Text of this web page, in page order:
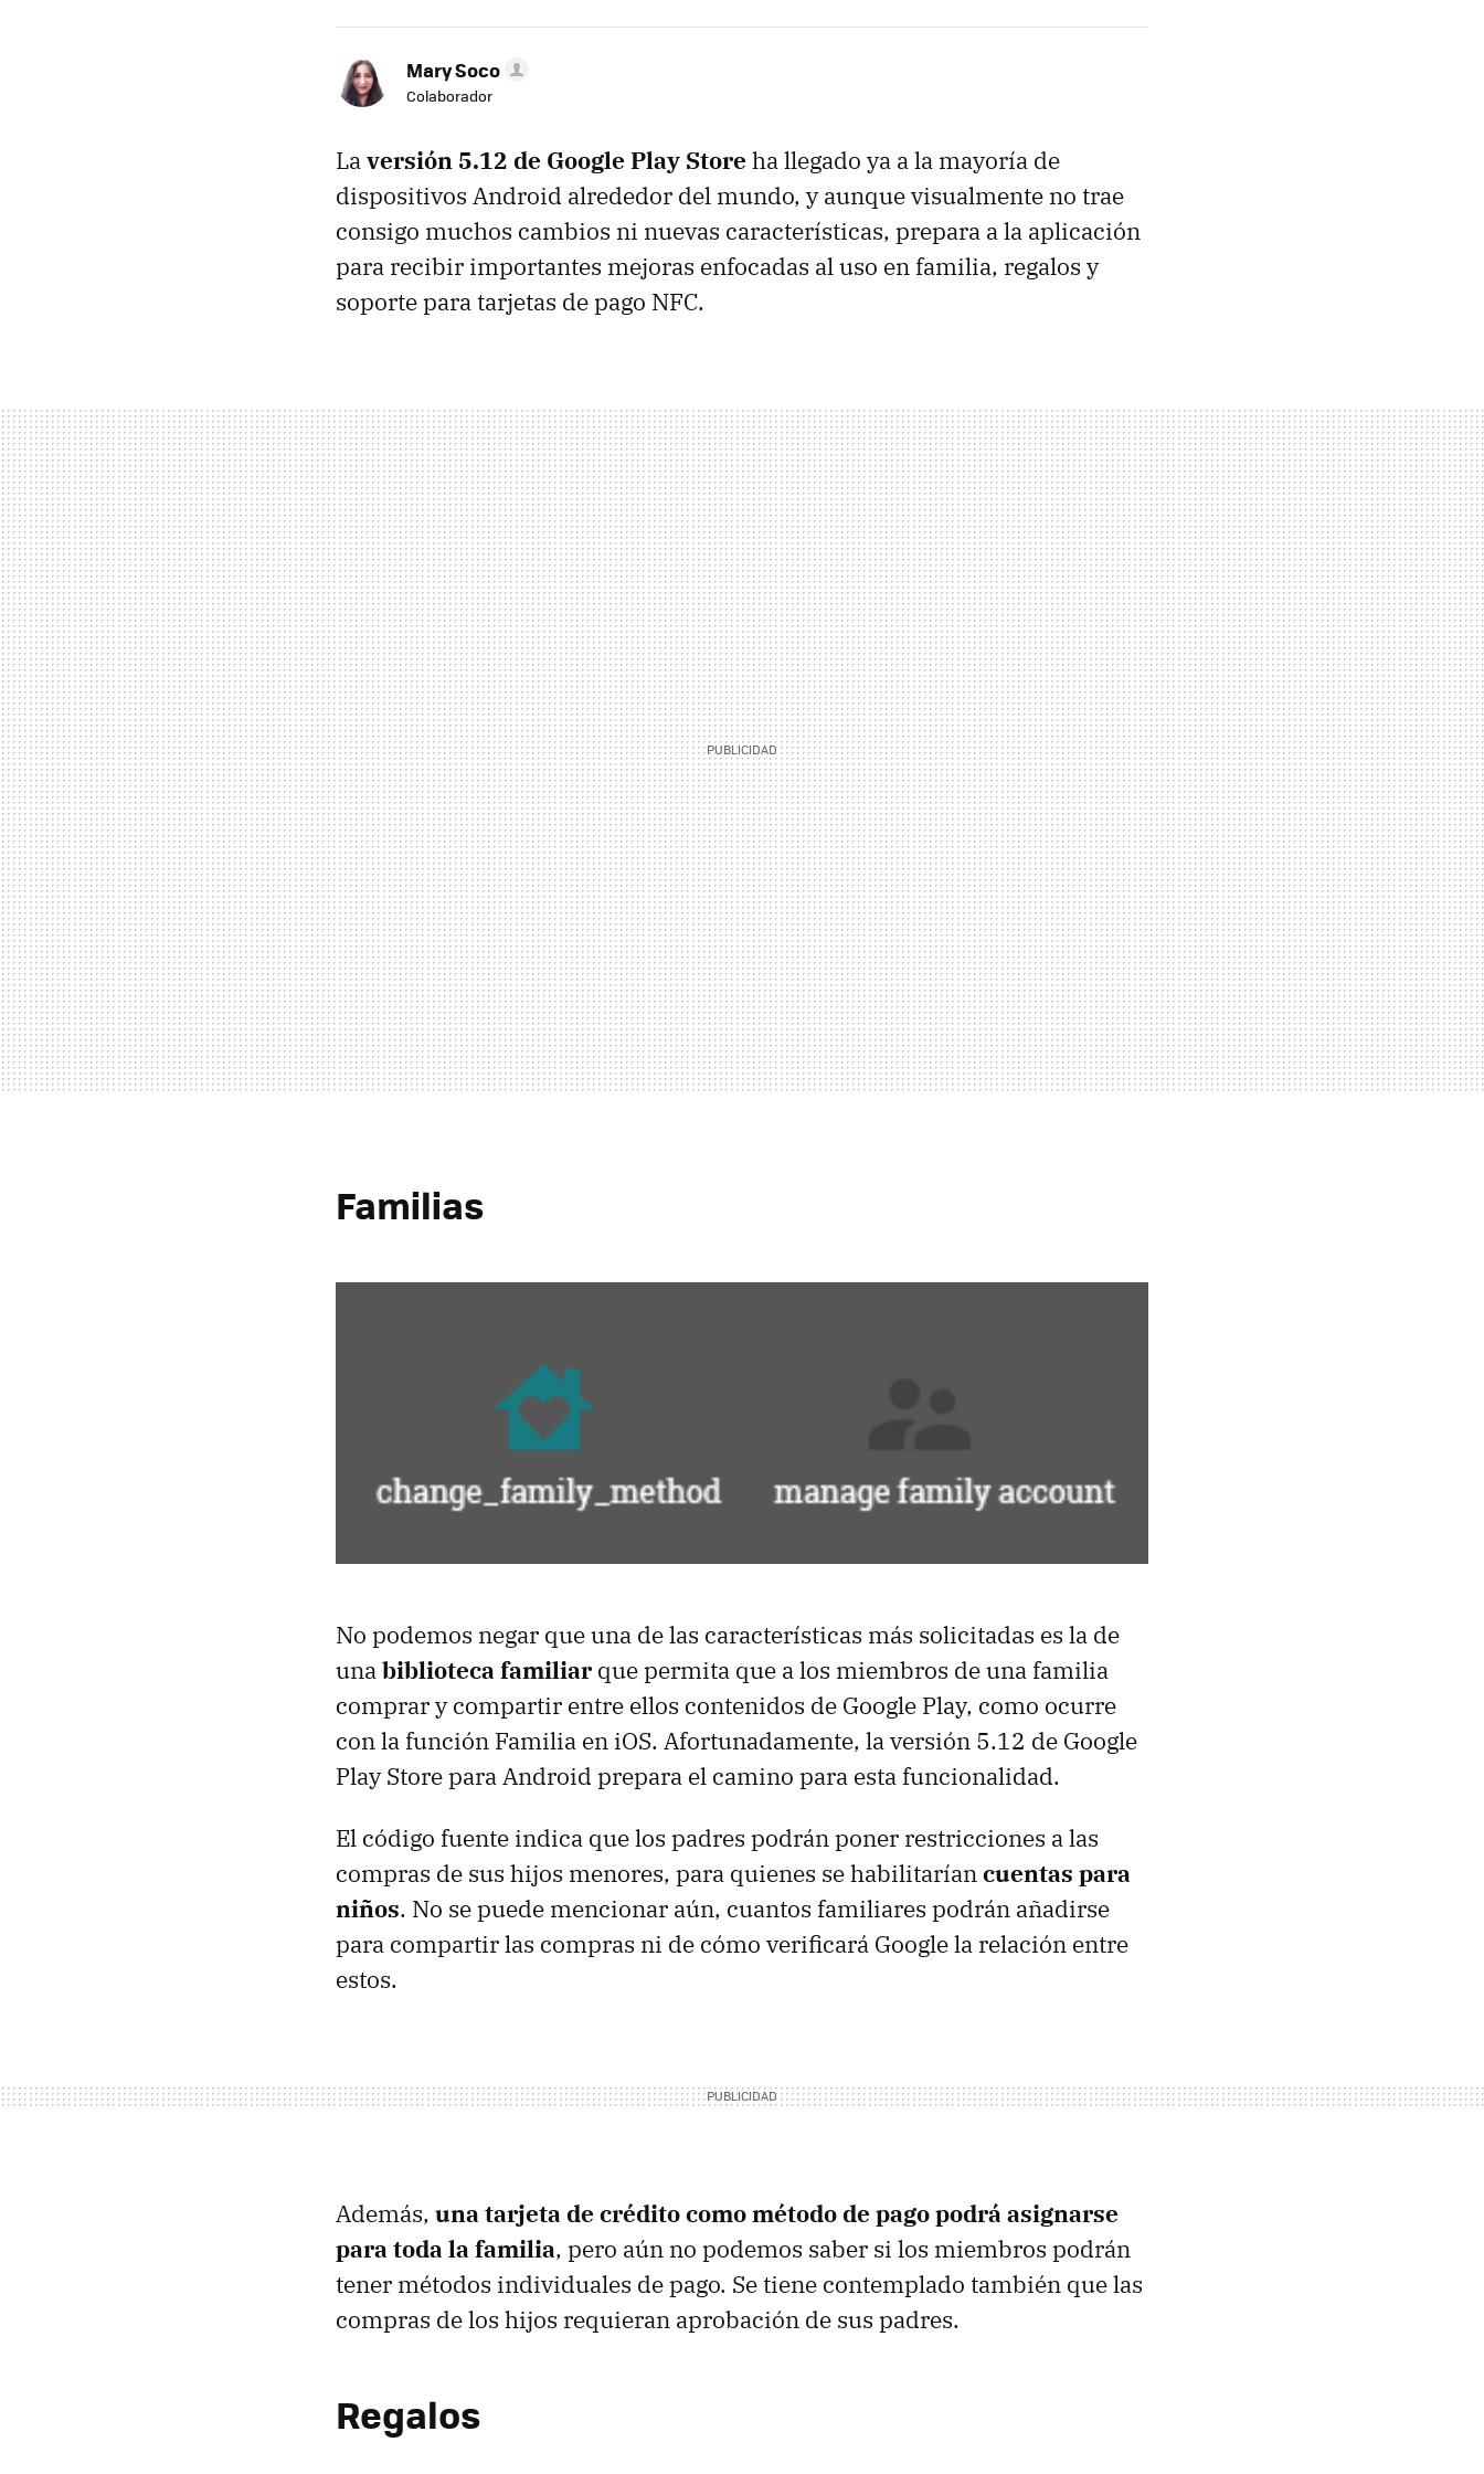
Mary Soco
Colaborador
Laversión 5.12 de Google Play Store ha llegado ya a la mayoría de
dispositivos Android alrededor del mundo, y aunque visualmente no trae
consigo muchos cambios ni nuevas características, prepara a la aplicación
para recibir importantes mejoras enfocadas al uso en familia, regalos y
soporte para tarjetas de pago NFC.
Familias
No podemos negar que una de las características más solicitadas es la de
unabiblioteca familiar que permita que a los miembros de una familia
comprar y compartir entre ellos contenidos de Google Play, como ocurre
con la función Familia en iOS. Afortunadamente, la versión 5.12 de Google
Play Store para Android prepara el camino para esta funcionalidad.
El código fuente indica que los padres podrán poner restricciones a las
compras de sus hijos menores, para quienes se habilitaríancuentas para
niños. No se puede mencionar aún, cuantos familiares podrán añadirse
para compartir las compras ni de cómo verificará Google la relación entre
estos.
Además, una tarjeta de crédito como método de pago podrá asignarse
para toda la familia, pero aún no podemos saber si los miembros podrán
tener métodos individuales de pago. Se tiene contemplado también que las
compras de los hijos requieran aprobación de sus padres.
Regalos